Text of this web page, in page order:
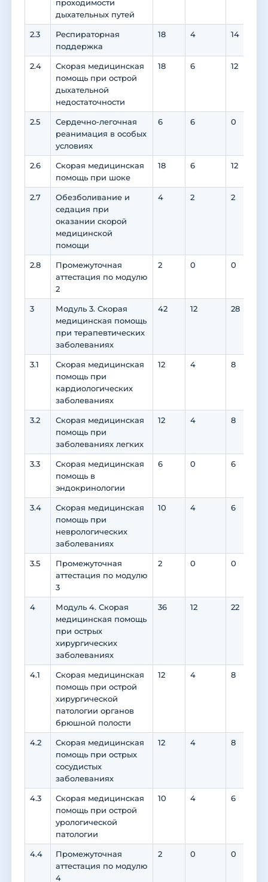
проходимости
дыхательных путей
2.3
Респираторная
поддержка
18 4 14
2.4
Скорая медицинская
помощь при острой
дыхательной
недостаточности
18 6 12
2.5
Сердечно-легочная
реанимация в особых
условиях
6 6 0
2.6
Скорая медицинская
помощь при шоке
18 6 12
2.7
Обезболивание и
седация при
оказании скорой
медицинской
помощи
4 2 2
2.8
Промежуточная
аттестация по модулю
2
2 0 0
3
Модуль 3. Скорая
медицинская помощь
при терапевтических
заболеваниях
42 12 28
3.1
Скорая медицинская
помощь при
кардиологических
заболеваниях
12 4 8
3.2
Скорая медицинская
помощь при
заболеваниях легких
12 4 8
3.3
Скорая медицинская
помощь в
эндокринологии
6 0 6
3.4
Скорая медицинская
помощь при
неврологических
заболеваниях
10 4 6
3.5
Промежуточная
аттестация по модулю
3
2 0 0
4
Модуль 4. Скорая
медицинская помощь
при острых
хирургических
заболеваниях
36 12 22
4.1
Скорая медицинская
помощь при острой
хирургической
патологии органов
брюшной полости
12 4 8
4.2
Скорая медицинская
помощь при острых
сосудистых
заболеваниях
12 4 8
4.3
Скорая медицинская
помощь при острой
урологической
патологии
10 4 6
4.4
Промежуточная
аттестация по модулю
4
2 0 0